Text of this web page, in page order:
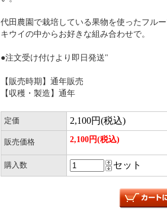
代田農園で栽培している果物を使ったフル
キウイの中からお好きな組み合わせで。
●注文受け付けより即日発送"
【販売時期】通年販売
【収穫・製造】通年
定価 2,100円(税込)
販売価格 2,100円(税込)
購入数 セット